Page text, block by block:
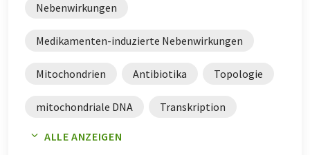
Nebenwirkungen
Medikamenten-induzierte Nebenwirkungen
Mitochondrien Antibiotika Topologie
mitochondriale DNA Transkription
Topoisomerasen
ALLE ANZEIGEN